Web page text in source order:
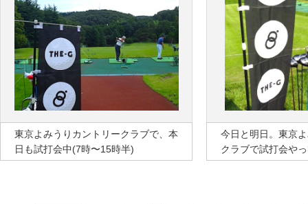
東京よみうりカントリークラブで、本
日も試打会中(7時〜15時半)
今日と明日。東京
クラブで試打会や